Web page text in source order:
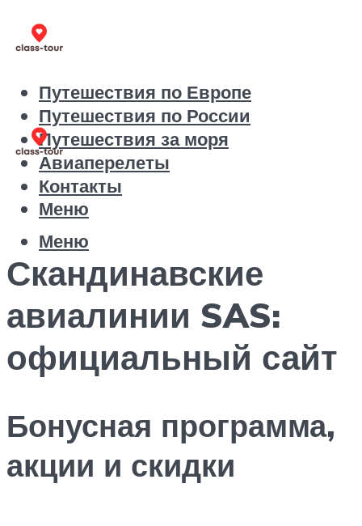
Путешествия по Европе
Путешествия по России
Путешествия за моря
Авиаперелеты
Контакты
Меню
Меню
Скандинавские
авиалинии SAS:
официальный сайт
Бонусная программа,
акции и скидки